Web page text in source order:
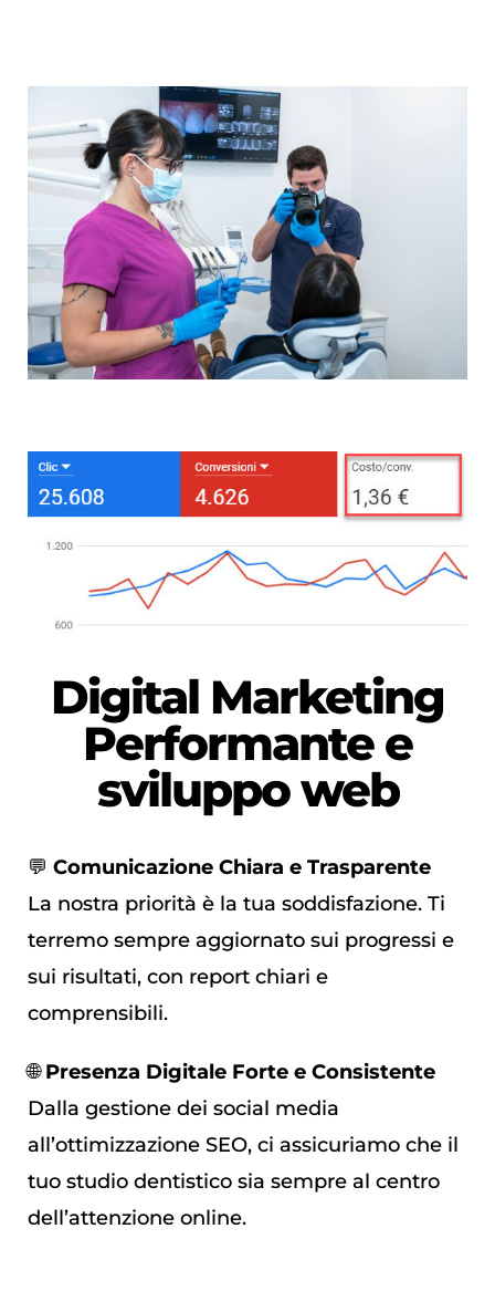
Digital Marketing
Performantee
sviluppo web
💬 Comunicazione Chiara e Trasparente
La nostra priorità è la tua soddisfazione. Ti
terremo sempre aggiornato sui progressi e
sui risultati, con report chiari e
comprensibili.
🌐Presenza Digitale Forte e Consistente
Dalla gestione dei social media
all’ottimizzazione SEO, ci assicuriamo che il
tuo studio dentistico sia sempre al centro
dell’attenzione online.